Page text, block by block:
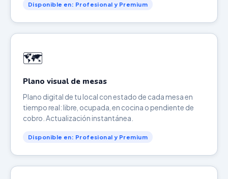
Disponible en: Profesional y Premium
🗺️
Plano visual de mesas
Plano digital de tu local con estado de cada mesa en
tiempo real: libre, ocupada, en cocina o pendiente de
cobro. Actualización instantánea.
Disponible en: Profesional y Premium